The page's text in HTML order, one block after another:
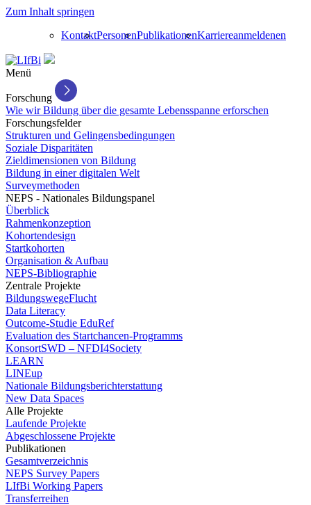
Zum Inhalt springen
KontaktPersonenPublikationenKarriereanmeldenen
Menü
Forschung
Wie wir Bildung über die gesamte Lebensspanne erforschen
Forschungsfelder
Strukturen und Gelingensbedingungen
Soziale Disparitäten
Zieldimensionen von Bildung
Bildung in einer digitalen Welt
Surveymethoden
NEPS - Nationales Bildungspanel
Überblick
Rahmenkonzeption
Kohortendesign
Startkohorten
Organisation & Aufbau
NEPS-Bibliographie
Zentrale Projekte
BildungswegeFlucht
Data Literacy
Outcome-Studie EduRef
Evaluation des Startchancen-Programms
KonsortSWD – NFDI4Society
LEARN
LINEup
Nationale Bildungsberichterstattung
New Data Spaces
Alle Projekte
Laufende Projekte
Abgeschlossene Projekte
Publikationen
Gesamtverzeichnis
NEPS Survey Papers
LIfBi Working Papers
Transferreihen